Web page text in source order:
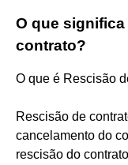
O que
contrato?
O que é Rescisão
Rescisão de
cancelamento do
rescisão do